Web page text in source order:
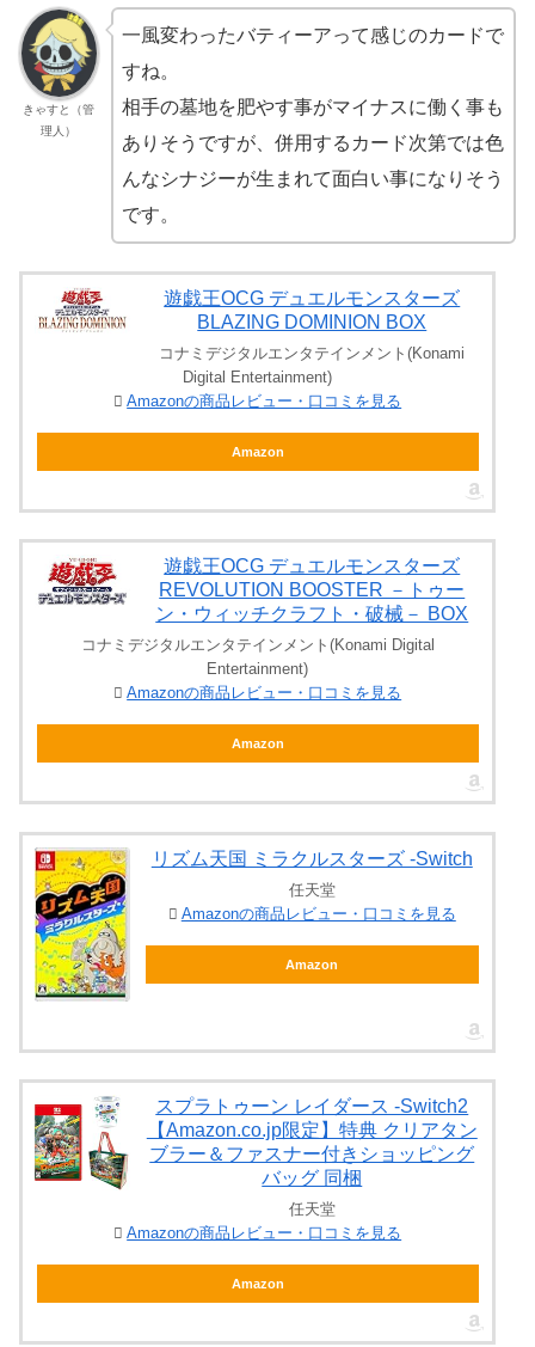
きゃすと（管
理人）
一風変わったバティーアって感じのカードで
すね。
相手の墓地を肥やす事がマイナスに働く事も
ありそうですが、併用するカード次第では色
んなシナジーが生まれて面白い事になりそう
です。
遊戯王OCG デュエルモンスターズ
BLAZING DOMINION BOX
コナミデジタルエンタテインメント(Konami
Digital Entertainment)
Amazonの商品レビュー・口コミを見る
Amazon
遊戯王OCG デュエルモンスターズ
REVOLUTION BOOSTER －トゥー
ン・ウィッチクラフト・破械－ BOX
コナミデジタルエンタテインメント(Konami Digital
Entertainment)
Amazonの商品レビュー・口コミを見る
Amazon
リズム天国 ミラクルスターズ -Switch
任天堂
Amazonの商品レビュー・口コミを見る
Amazon
スプラトゥーン レイダース -Switch2
【Amazon.co.jp限定】特典 クリアタン
ブラー＆ファスナー付きショッピング
バッグ 同梱
任天堂
Amazonの商品レビュー・口コミを見る
Amazon